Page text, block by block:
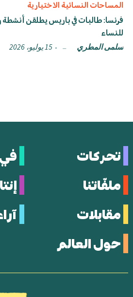
المساحات النسائية الاختيارية
فرنسا: طالبات في باريس يطلقن
للنساء
سلمى المطري
تحركات
ملفّاتنا
مقابلات
حول العالم